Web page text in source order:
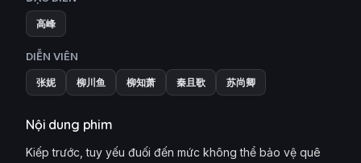
高峰
DIỄN VIÊN
张妮 柳川鱼 柳知萧 秦且歌 苏尚卿
Nội dung phim
Kiếp trước, tuy yếu đuối đến mức không thể bảo vệ quê